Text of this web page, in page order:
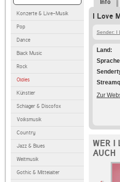
Konzerte & Live-Musik
Pop
Dance
Black Music
Rock
Oldies
Künstler
Schlager & Discofox
Volksmusik
Country
Jazz & Blues
Weltmusik
Gothic & Mittelalter
Info
I Love
Sender: I
Land
Sprache
Zur
WER I
AUCH